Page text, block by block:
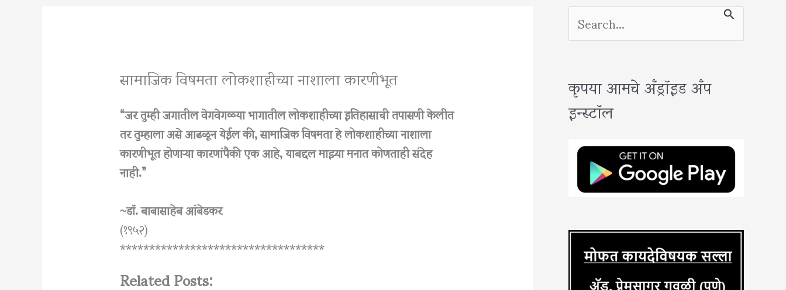
सामाजिक विषमता लोकशाहीच्या नाशाला कारणीभूत
“जर तुम्ही जगातील वेगवेगळ्या भागातील लोकशाहीच्या इतिहासाची तपासणी केलीत
तर तुम्हाला असे आढळून येईल की, सामाजिक विषमता हे लोकशाहीच्या नाशाला
कारणीभूत होणाऱ्या कारणांपैकी एक आहे, याबद्दल माझ्या मनात कोणताही संदेह
नाही.”
~डॉ. बाबासाहेब आंबेडकर
(१९५२)
***********************************
Related Posts:
S
e
r
c
:
कृपया आमचे अँड्रॉइड अँप
इन्स्टॉल